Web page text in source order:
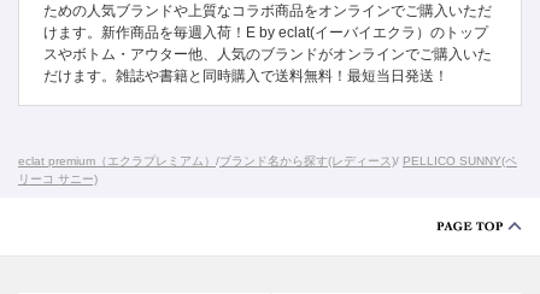
ための人気ブランドや上質なコラボ商品をオンラインでご購入いただ
けます。新作商品を毎週入荷！E by eclat(イーバイエクラ）のトップ
スやボトム・アウター他、人気のブランドがオンラインでご購入いた
だけます。雑誌や書籍と同時購入で送料無料！最短当日発送！
eclat premium（エクラプレミアム） /ブランド名から探す(レディース)/ PELLICO SUNNY(ペ
リーコ サニー)